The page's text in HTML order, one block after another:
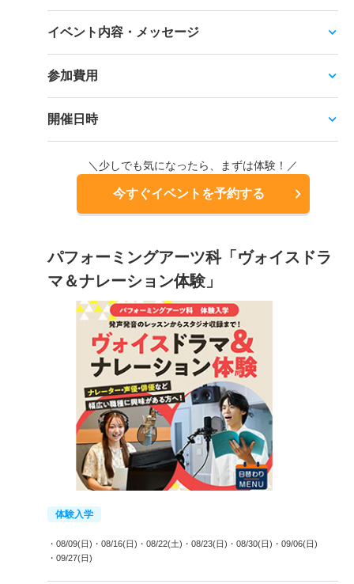
イベント内容・メッセージ
参加費用
開催日時
＼少しでも気になったら、まずは体験！／
今すぐイベントを予約する
パフォーミングアーツ科「ヴォイスドラ
マ＆ナレーション体験」
体験入学
・08/09(日) ・08/16(日) ・08/22(土) ・08/23(日) ・08/30(日) ・09/06(日)
・09/27(日)